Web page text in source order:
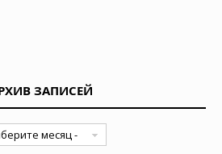
ЗАПИСЕЙ